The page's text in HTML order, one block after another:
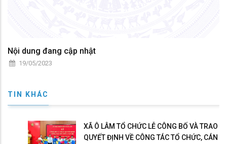
Nội dung đang cập nhật
19/05/2023
TIN KHÁC
XÃ Ô LÂM TỔ CHỨC LỄ CÔNG BỐ VÀ TRAO
QUYẾT ĐỊNH VỀ CÔNG TÁC TỔ CHỨC, CÁN